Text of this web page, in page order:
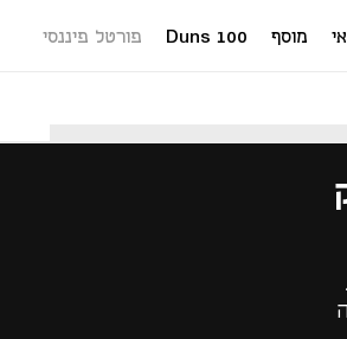
מוסף Duns 100 פורטל פיננסי